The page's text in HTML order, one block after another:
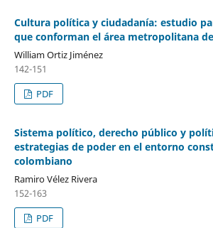
Cultura política y ciudadanía: estudio
que conforman el área metropolitana
William Ortiz Jiménez
142-151
PDF
Sistema político, derecho público y
estrategias de poder en el entorno
colombiano
Ramiro Vélez Rivera
152-163
PDF